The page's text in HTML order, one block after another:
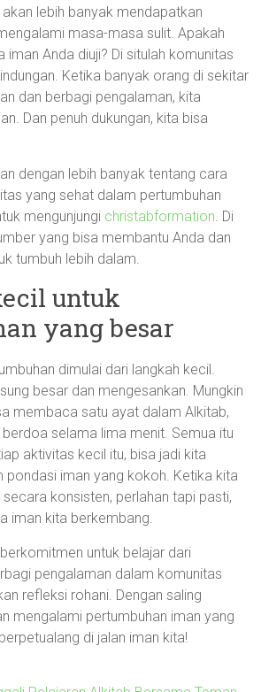
lebih banyak mendapatkan
masa-masa sulit. Apakah
Anda diuji? Di situlah komunitas
Ketika banyak orang di sekitar
dan berbagi pengalaman, kita
Dan penuh dukungan, kita bisa
dengan lebih banyak tentang cara
yang sehat dalam pertumbuhan
mengunjungi christabformation. Di
yang bisa membantu Anda dan
tumbuh lebih dalam.
untuk
yang besar
dimulai dari langkah kecil.
besar dan mengesankan. Mungkin
membaca satu ayat dalam Alkitab,
selama lima menit. Semua itu
aktivitas kecil itu, bisa jadi kita
pondasi iman yang kokoh. Ketika kita
konsisten, perlahan tapi pasti,
iman kita berkembang.
untuk belajar dari
pengalaman dalam komunitas
refleksi rohani. Dengan saling
mengalami pertumbuhan iman yang
di jalan iman kita!